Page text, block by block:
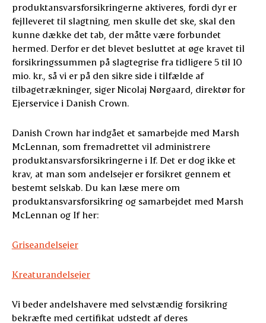
produktansvarsforsikringerne aktiveres, fordi dyr er
fejlleveret til slagtning, men skulle det ske, skal den
kunne dække det tab, der måtte være forbundet
hermed. Derfor er det blevet besluttet at øge kravet til
forsikringssummen på slagtegrise fra tidligere 5 til 10
mio. kr., så vi er på den sikre side i tilfælde af
tilbagetrækninger, siger Nicolaj Nørgaard, direktør for
Ejerservice i Danish Crown.
Danish Crown har indgået et samarbejde med Marsh
McLennan, som fremadrettet vil administrere
produktansvarsforsikringerne i If. Det er dog ikke et
krav, at man som andelsejer er forsikret gennem et
bestemt selskab. Du kan læse mere om
produktansvarsforsikring og samarbejdet med Marsh
McLennan og If her:
Griseandelsejer
Kreaturandelsejer
Vi beder andelshavere med selvstændig forsikring
bekræfte med certifikat udstedt af deres